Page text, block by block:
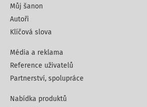
Můj šanon
Autoři
Klíčová slova
Média a reklama
Reference uživatelů
Partnerství, spolupráce
Nabídka produktů